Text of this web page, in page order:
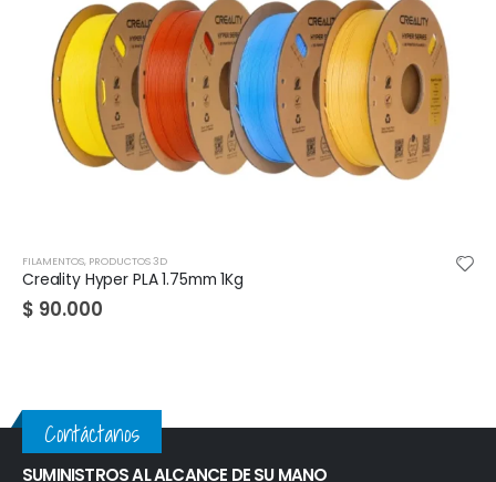
FILAMENTOS, PRODUCTOS 3D
Creality Hyper PLA 1.75mm 1Kg
$ 90.000
Contáctanos
SUMINISTROS AL ALCANCE DE SU MANO